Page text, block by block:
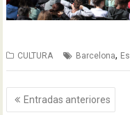
CULTURA Barcelona,
Navegación
Entradas anteriores